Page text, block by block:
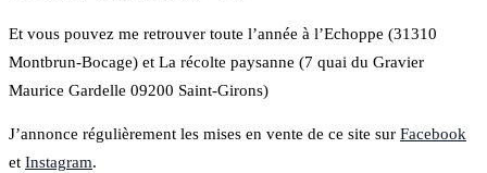
Et vous pouvez me retrouver toute l’année à l’Echoppe (31310
Montbrun-Bocage) et La récolte paysanne (7 quai du Gravier
Maurice Gardelle 09200 Saint-Girons)
J’annonce régulièrement les mises en vente de ce site sur Facebook
et Instagram.